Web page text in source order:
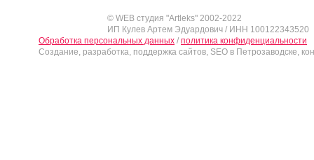
© WEB студия "Artleks" 2002-2022
ИП Кулев Артем Эдуардович / ИНН 100122343520
Обработка персональных данных / политика конфиденциальности
Создание, разработка, поддержка сайтов, SEO в Петрозаводске,